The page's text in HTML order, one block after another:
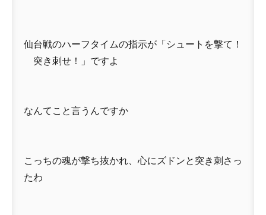
仙台戦のハーフタイムの指示が「シュートを撃て！
突き刺せ！」ですよ
なんてこと言うんですか
こっちの魂が撃ち抜かれ、心にズドンと突き刺さっ
たわ